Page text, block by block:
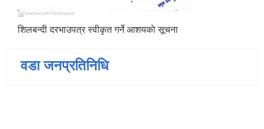
शिलबन्दी दरभाउपत्र स्वीकृत गर्ने आशयकाे सूचना
वडा जनप्रतिनिधि